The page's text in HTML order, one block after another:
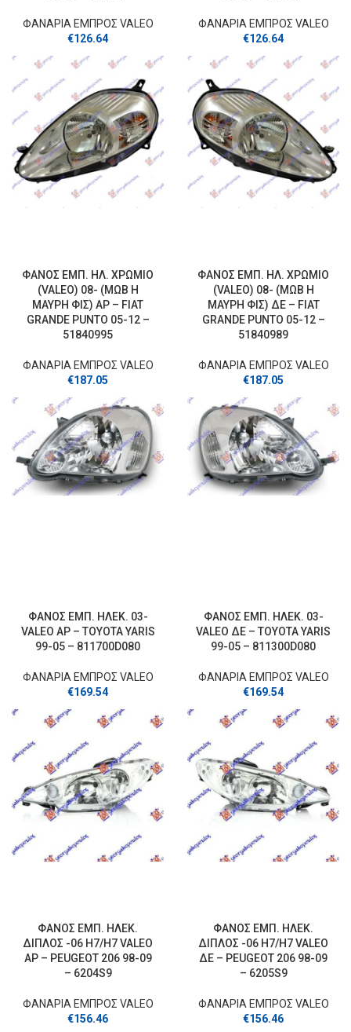
ΦΑΝΑΡΙΑ ΕΜΠΡΟΣ VALEO
€126.64
ΦΑΝΑΡΙΑ ΕΜΠΡΟΣ VALEO
€126.64
ΦΑΝΟΣ ΕΜΠ. ΗΛ. ΧΡΩΜΙΟ
(VALEO) 08- (ΜΩΒ Η
ΜΑΥΡΗ ΦΙΣ) ΑΡ – FIAT
GRANDE PUNTO 05-12 –
51840995
ΦΑΝΑΡΙΑ ΕΜΠΡΟΣ VALEO
€187.05
ΦΑΝΟΣ ΕΜΠ. ΗΛ. ΧΡΩΜΙΟ
(VALEO) 08- (ΜΩΒ Η
ΜΑΥΡΗ ΦΙΣ) ΔΕ – FIAT
GRANDE PUNTO 05-12 –
51840989
ΦΑΝΑΡΙΑ ΕΜΠΡΟΣ VALEO
€187.05
ΦΑΝΟΣ ΕΜΠ. ΗΛΕΚ. 03-
VALEO ΑΡ – TOYOTA YARIS
99-05 – 811700D080
ΦΑΝΑΡΙΑ ΕΜΠΡΟΣ VALEO
€169.54
ΦΑΝΟΣ ΕΜΠ. ΗΛΕΚ. 03-
VALEO ΔΕ – TOYOTA YARIS
99-05 – 811300D080
ΦΑΝΑΡΙΑ ΕΜΠΡΟΣ VALEO
€169.54
ΦΑΝΟΣ ΕΜΠ. ΗΛΕΚ.
ΔΙΠΛΟΣ -06 H7/H7 VALEO
ΑΡ – PEUGEOT 206 98-09
– 6204S9
ΦΑΝΑΡΙΑ ΕΜΠΡΟΣ VALEO
€156.46
ΦΑΝΟΣ ΕΜΠ. ΗΛΕΚ.
ΔΙΠΛΟΣ -06 H7/H7 VALEO
ΔΕ – PEUGEOT 206 98-09
– 6205S9
ΦΑΝΑΡΙΑ ΕΜΠΡΟΣ VALEO
€156.46